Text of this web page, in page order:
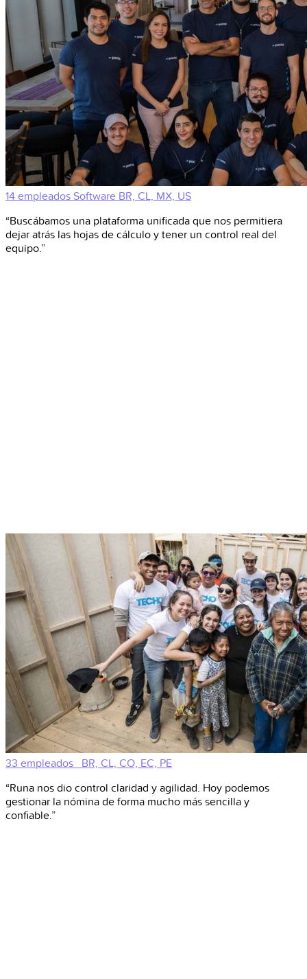
14 empleados Software BR, CL, MX, US
“Buscábamos una plataforma unificada que nos permitiera
dejar atrás las hojas de cálculo y tener un control real del
equipo.”
33 empleados
BR, CL, CO, EC, PE
“Runa nos dio control claridad y agilidad. Hoy podemos
gestionar la nómina de forma mucho más sencilla y
confiable.”